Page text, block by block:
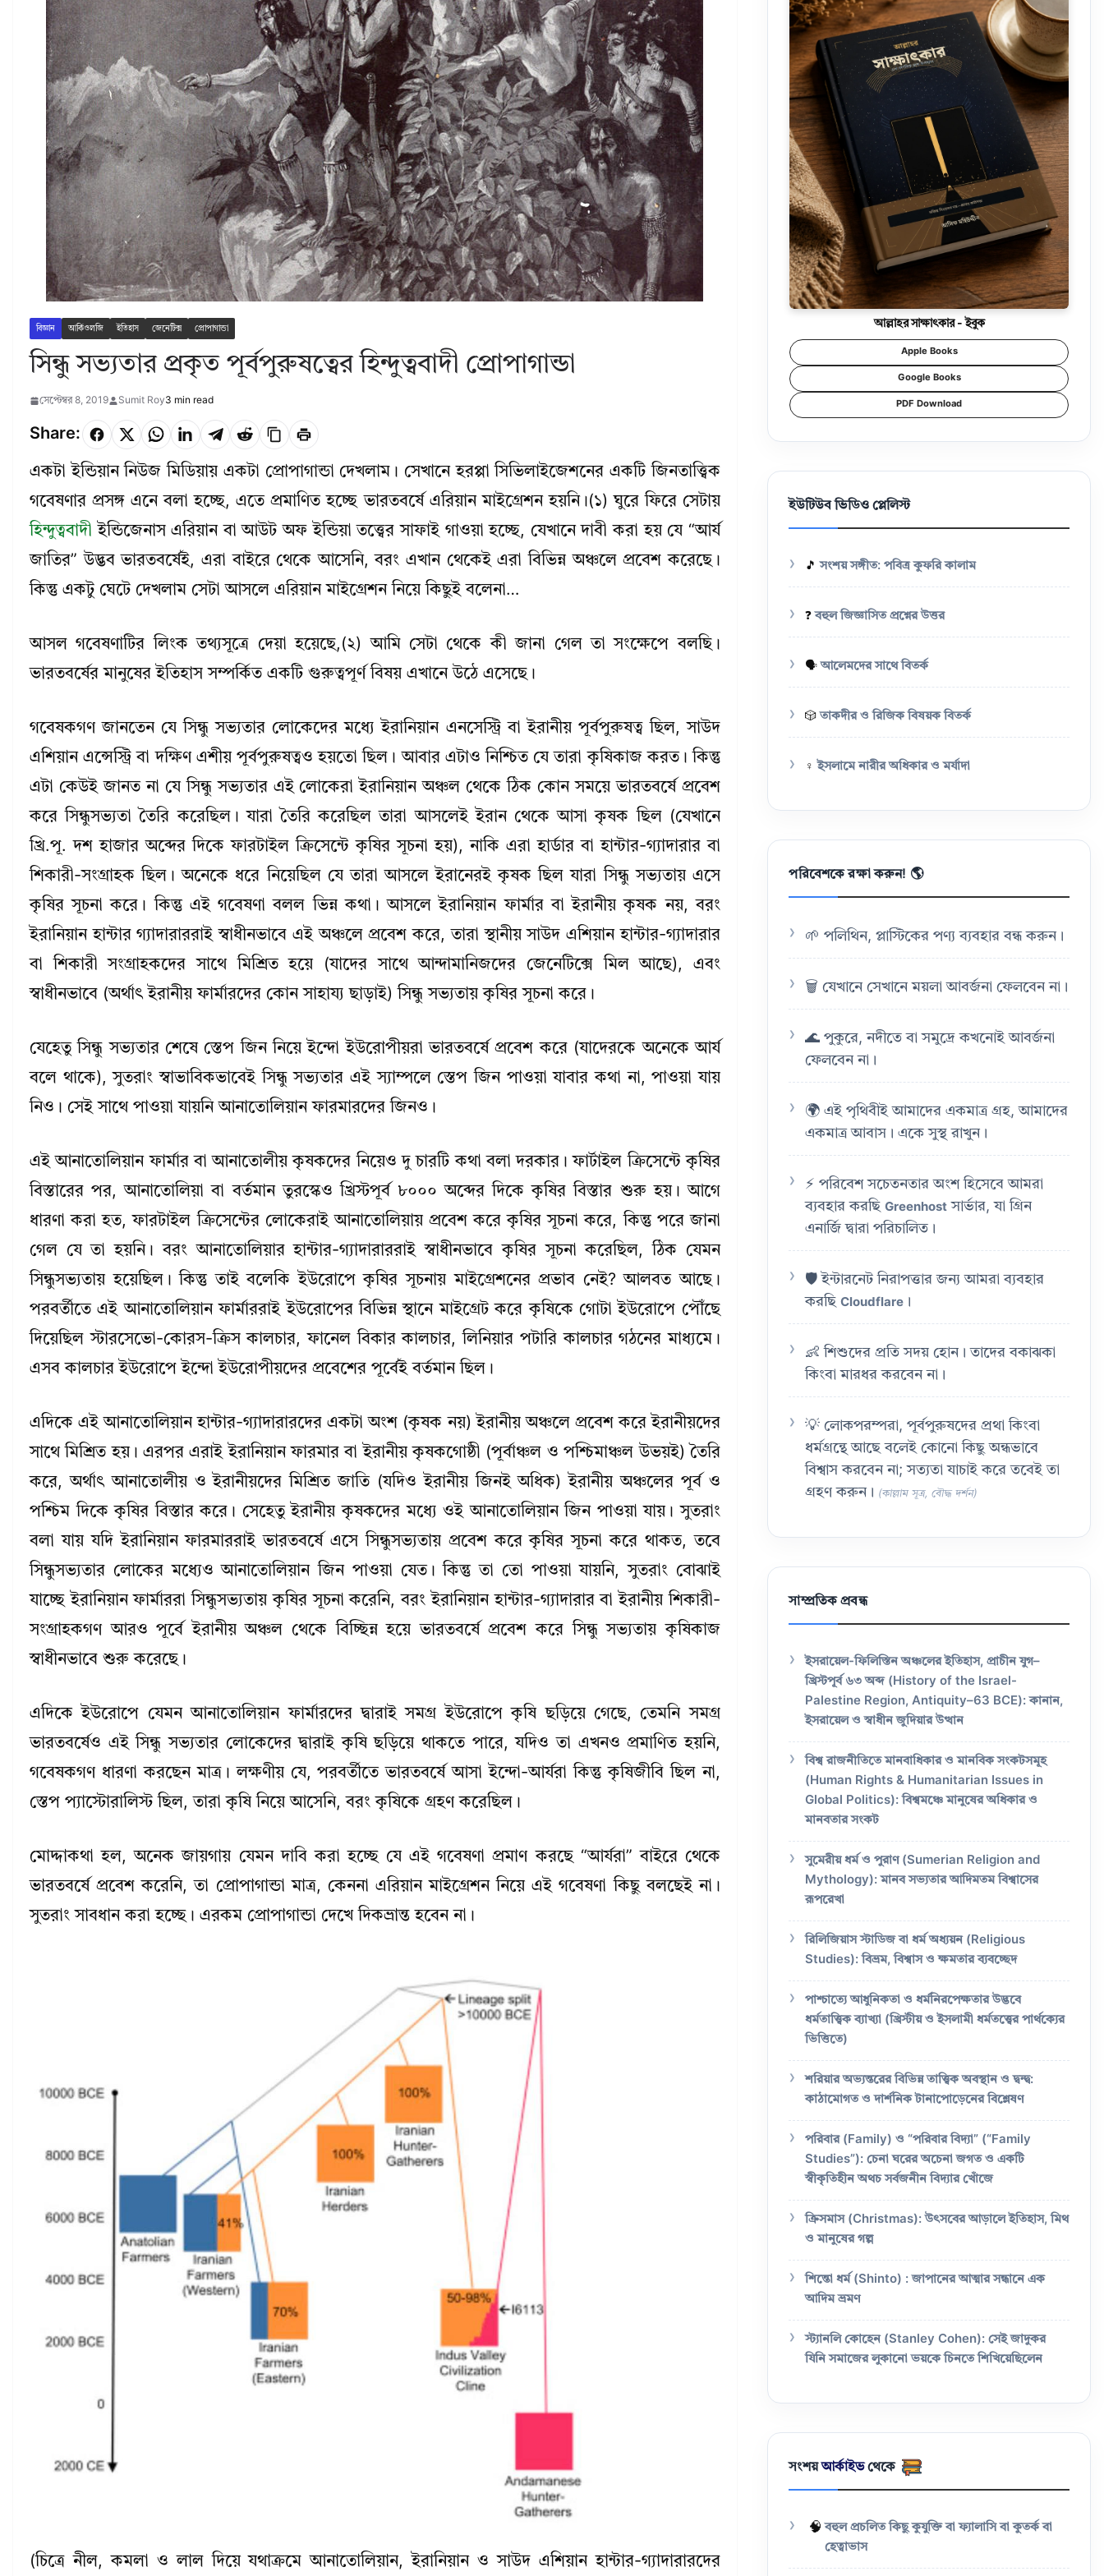
বিজ্ঞান আর্কিওলজি ইতিহাস জেনেটিক্স প্রোপাগান্ডা
সিন্ধু সভ্যতার প্রকৃত পূর্বপুরুষত্বের হিন্দুত্ববাদী প্রোপাগান্ডা
সেপ্টেম্বর 8, 2019 Sumit Roy3 min read
Share:
একটা ইন্ডিয়ান নিউজ মিডিয়ায় একটা প্রোপাগান্ডা দেখলাম। সেখানে হরপ্পা সিভিলাইজেশনের একটি জিনতাত্ত্বিক
গবেষণার প্রসঙ্গ এনে বলা হচ্ছে, এতে প্রমাণিত হচ্ছে ভারতবর্ষে এরিয়ান মাইগ্রেশন হয়নি।(১) ঘুরে ফিরে সেটায়
হিন্দুত্ববাদীইন্ডিজেনাস এরিয়ান বা আউট অফ ইন্ডিয়া তত্ত্বের সাফাই গাওয়া হচ্ছে, যেখানে দাবী করা হয় যে “আর্য
জাতির” উদ্ভব ভারতবর্ষেই, এরা বাইরে থেকে আসেনি, বরং এখান থেকেই এরা বিভিন্ন অঞ্চলে প্রবেশ করেছে।
কিন্তু একটু ঘেটে দেখলাম সেটা আসলে এরিয়ান মাইগ্রেশন নিয়ে কিছুই বলেনা…
আসল গবেষণাটির লিংক তথ্যসূত্রে দেয়া হয়েছে,(২) আমি সেটা থেকে কী জানা গেল তা সংক্ষেপে বলছি।
ভারতবর্ষের মানুষের ইতিহাস সম্পর্কিত একটি গুরুত্বপূর্ণ বিষয় এখানে উঠে এসেছে।
গবেষকগণ জানতেন যে সিন্ধু সভ্যতার লোকেদের মধ্যে ইরানিয়ান এনসেস্ট্রি বা ইরানীয় পূর্বপুরুষত্ব ছিল, সাউদ
এশিয়ান এন্সেস্ট্রি বা দক্ষিণ এশীয় পূর্বপুরুষত্বও হয়তো ছিল। আবার এটাও নিশ্চিত যে তারা কৃষিকাজ করত। কিন্তু
এটা কেউই জানত না যে সিন্ধু সভ্যতার এই লোকেরা ইরানিয়ান অঞ্চল থেকে ঠিক কোন সময়ে ভারতবর্ষে প্রবেশ
করে সিন্ধুসভ্যতা তৈরি করেছিল। যারা তৈরি করেছিল তারা আসলেই ইরান থেকে আসা কৃষক ছিল (যেখানে
খ্রি.পূ. দশ হাজার অব্দের দিকে ফারটাইল ক্রিসেন্টে কৃষির সূচনা হয়), নাকি এরা হার্ডার বা হান্টার-গ্যাদারার বা
শিকারী-সংগ্রাহক ছিল। অনেকে ধরে নিয়েছিল যে তারা আসলে ইরানেরই কৃষক ছিল যারা সিন্ধু সভ্যতায় এসে
কৃষির সূচনা করে। কিন্তু এই গবেষণা বলল ভিন্ন কথা। আসলে ইরানিয়ান ফার্মার বা ইরানীয় কৃষক নয়, বরং
ইরানিয়ান হান্টার গ্যাদারাররাই স্বাধীনভাবে এই অঞ্চলে প্রবেশ করে, তারা স্থানীয় সাউদ এশিয়ান হান্টার-গ্যাদারার
বা শিকারী সংগ্রাহকদের সাথে মিশ্রিত হয়ে (যাদের সাথে আন্দামানিজদের জেনেটিক্সে মিল আছে), এবং
স্বাধীনভাবে (অর্থাৎ ইরানীয় ফার্মারদের কোন সাহায্য ছাড়াই) সিন্ধু সভ্যতায় কৃষির সূচনা করে।
যেহেতু সিন্ধু সভ্যতার শেষে স্তেপ জিন নিয়ে ইন্দো ইউরোপীয়রা ভারতবর্ষে প্রবেশ করে (যাদেরকে অনেকে আর্য
বলে থাকে), সুতরাং স্বাভাবিকভাবেই সিন্ধু সভ্যতার এই স্যাম্পলে স্তেপ জিন পাওয়া যাবার কথা না, পাওয়া যায়
নিও। সেই সাথে পাওয়া যায়নি আনাতোলিয়ান ফারমারদের জিনও।
এই আনাতোলিয়ান ফার্মার বা আনাতোলীয় কৃষকদের নিয়েও দু চারটি কথা বলা দরকার। ফার্টাইল ক্রিসেন্টে কৃষির
বিস্তারের পর, আনাতোলিয়া বা বর্তমান তুরস্কেও খ্রিস্টপূর্ব ৮০০০ অব্দের দিকে কৃষির বিস্তার শুরু হয়। আগে
ধারণা করা হত, ফারটাইল ক্রিসেন্টের লোকেরাই আনাতোলিয়ায় প্রবেশ করে কৃষির সূচনা করে, কিন্তু পরে জানা
গেল যে তা হয়নি। বরং আনাতোলিয়ার হান্টার-গ্যাদারাররাই স্বাধীনভাবে কৃষির সূচনা করেছিল, ঠিক যেমন
সিন্ধুসভ্যতায় হয়েছিল। কিন্তু তাই বলেকি ইউরোপে কৃষির সূচনায় মাইগ্রেশনের প্রভাব নেই? আলবত আছে।
পরবর্তীতে এই আনাতোলিয়ান ফার্মাররাই ইউরোপের বিভিন্ন স্থানে মাইগ্রেট করে কৃষিকে গোটা ইউরোপে পৌঁছে
দিয়েছিল স্টারসেভো-কোরস-ক্রিস কালচার, ফানেল বিকার কালচার, লিনিয়ার পটারি কালচার গঠনের মাধ্যমে।
এসব কালচার ইউরোপে ইন্দো ইউরোপীয়দের প্রবেশের পূর্বেই বর্তমান ছিল।
এদিকে এই আনাতোলিয়ান হান্টার-গ্যাদারারদের একটা অংশ (কৃষক নয়) ইরানীয় অঞ্চলে প্রবেশ করে ইরানীয়দের
সাথে মিশ্রিত হয়। এরপর এরাই ইরানিয়ান ফারমার বা ইরানীয় কৃষকগোষ্ঠী (পূর্বাঞ্চল ও পশ্চিমাঞ্চল উভয়ই) তৈরি
করে, অর্থাৎ আনাতোলীয় ও ইরানীয়দের মিশ্রিত জাতি (যদিও ইরানীয় জিনই অধিক) ইরানীয় অঞ্চলের পূর্ব ও
পশ্চিম দিকে কৃষির বিস্তার করে। সেহেতু ইরানীয় কৃষকদের মধ্যে ওই আনাতোলিয়ান জিন পাওয়া যায়। সুতরাং
বলা যায় যদি ইরানিয়ান ফারমাররাই ভারতবর্ষে এসে সিন্ধুসভ্যতায় প্রবেশ করে কৃষির সূচনা করে থাকত, তবে
সিন্ধুসভ্যতার লোকের মধ্যেও আনাতোলিয়ান জিন পাওয়া যেত। কিন্তু তা তো পাওয়া যায়নি, সুতরাং বোঝাই
যাচ্ছে ইরানিয়ান ফার্মাররা সিন্ধুসভ্যতায় কৃষির সূচনা করেনি, বরং ইরানিয়ান হান্টার-গ্যাদারার বা ইরানীয় শিকারী-
সংগ্রাহকগণ আরও পূর্বে ইরানীয় অঞ্চল থেকে বিচ্ছিন্ন হয়ে ভারতবর্ষে প্রবেশ করে সিন্ধু সভ্যতায় কৃষিকাজ
স্বাধীনভাবে শুরু করেছে।
এদিকে ইউরোপে যেমন আনাতোলিয়ান ফার্মারদের দ্বারাই সমগ্র ইউরোপে কৃষি ছড়িয়ে গেছে, তেমনি সমগ্র
ভারতবর্ষেও এই সিন্ধু সভ্যতার লোকেদের দ্বারাই কৃষি ছড়িয়ে থাকতে পারে, যদিও তা এখনও প্রমাণিত হয়নি,
গবেষকগণ ধারণা করছেন মাত্র। লক্ষণীয় যে, পরবর্তীতে ভারতবর্ষে আসা ইন্দো-আর্যরা কিন্তু কৃষিজীবি ছিল না,
স্তেপ প্যাস্টোরালিস্ট ছিল, তারা কৃষি নিয়ে আসেনি, বরং কৃষিকে গ্রহণ করেছিল।
মোদ্দাকথা হল, অনেক জায়গায় যেমন দাবি করা হচ্ছে যে এই গবেষণা প্রমাণ করছে “আর্যরা” বাইরে থেকে
ভারতবর্ষে প্রবেশ করেনি, তা প্রোপাগান্ডা মাত্র, কেননা এরিয়ান মাইগ্রেশন নিয়ে এই গবেষণা কিছু বলছেই না।
সুতরাং সাবধান করা হচ্ছে। এরকম প্রোপাগান্ডা দেখে দিকভ্রান্ত হবেন না।
(চিত্রে নীল, কমলা ও লাল দিয়ে যথাক্রমে আনাতোলিয়ান, ইরানিয়ান ও সাউদ এশিয়ান হান্টার-গ্যাদারারদের
আল্লাহর সাক্ষাৎকার - ইবুক
Apple Books
Google Books
PDF Download
ইউটিউব ভিডিও প্লেলিস্ট
🎵সংশয় সঙ্গীত: পবিত্র কুফরি কালাম
❓বহুল জিজ্ঞাসিত প্রশ্নের উত্তর
🗣️আলেমদের সাথে বিতর্ক
🎲তাকদীর ও রিজিক বিষয়ক বিতর্ক
♀️ইসলামে নারীর অধিকার ও মর্যাদা
পরিবেশকে রক্ষা করুন! 🌎
🌱 পলিথিন, প্লাস্টিকের পণ্য ব্যবহার বন্ধ করুন।
🗑️ যেখানে সেখানে ময়লা আবর্জনা ফেলবেন না।
🌊 পুকুরে, নদীতে বা সমুদ্রে কখনোই আবর্জনা
ফেলবেন না।
🌍 এই পৃথিবীই আমাদের একমাত্র গ্রহ, আমাদের
একমাত্র আবাস। একে সুস্থ রাখুন।
⚡ পরিবেশ সচেতনতার অংশ হিসেবে আমরা
ব্যবহার করছিGreenhost সার্ভার, যা গ্রিন
এনার্জি দ্বারা পরিচালিত।
🛡️ ইন্টারনেট নিরাপত্তার জন্য আমরা ব্যবহার
করছিCloudflare ।
👶 শিশুদের প্রতি সদয় হোন। তাদের বকাঝকা
কিংবা মারধর করবেন না।
💡 লোকপরম্পরা, পূর্বপুরুষদের প্রথা কিংবা
ধর্মগ্রন্থে আছে বলেই কোনো কিছু অন্ধভাবে
বিশ্বাস করবেন না; সত্যতা যাচাই করে তবেই তা
গ্রহণ করুন। (কাল্লাম সূত্র, বৌদ্ধ দর্শন)
সাম্প্রতিক প্রবন্ধ
ইসরায়েল-ফিলিস্তিন অঞ্চলের ইতিহাস, প্রাচীন যুগ–
খ্রিস্টপূর্ব ৬৩ অব্দ (History of the Israel-
Palestine Region, Antiquity–63 BCE): কানান,
ইসরায়েল ও স্বাধীন জুদিয়ার উত্থান
বিশ্ব রাজনীতিতে মানবাধিকার ও মানবিক সংকটসমূহ
(Human Rights & Humanitarian Issues in
Global Politics): বিশ্বমঞ্চে মানুষের অধিকার ও
মানবতার সংকট
সুমেরীয় ধর্ম ও পুরাণ (Sumerian Religion and
Mythology): মানব সভ্যতার আদিমতম বিশ্বাসের
রূপরেখা
রিলিজিয়াস স্টাডিজ বা ধর্ম অধ্যয়ন (Religious
Studies): বিভ্রম, বিশ্বাস ও ক্ষমতার ব্যবচ্ছেদ
পাশ্চাত্যে আধুনিকতা ও ধর্মনিরপেক্ষতার উদ্ভবে
ধর্মতাত্ত্বিক ব্যাখ্যা (খ্রিস্টীয় ও ইসলামী ধর্মতত্ত্বের পার্থক্যের
ভিত্তিতে)
শরিয়ার অভ্যন্তরের বিভিন্ন তাত্ত্বিক অবস্থান ও দ্বন্দ্ব:
কাঠামোগত ও দার্শনিক টানাপোড়েনের বিশ্লেষণ
পরিবার (Family) ও “পরিবার বিদ্যা” (“Family
Studies”): চেনা ঘরের অচেনা জগত ও একটি
স্বীকৃতিহীন অথচ সর্বজনীন বিদ্যার খোঁজে
ক্রিসমাস (Christmas): উৎসবের আড়ালে ইতিহাস, মিথ
ও মানুষের গল্প
শিন্তো ধর্ম (Shinto) : জাপানের আত্মার সন্ধানে এক
আদিম ভ্রমণ
স্ট্যানলি কোহেন (Stanley Cohen): সেই জাদুকর
যিনি সমাজের লুকানো ভয়কে চিনতে শিখিয়েছিলেন
সংশয়আর্কাইভথেকে
🧠 বহুল প্রচলিত কিছু কুযুক্তি বা ফ্যালাসি বা কুতর্ক বা
হেত্বাভাস